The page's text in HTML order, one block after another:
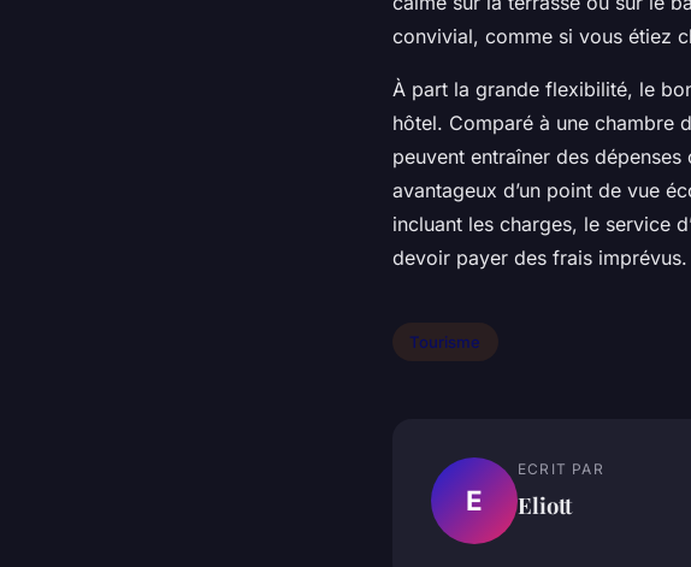
convivial, comme si vous étiez
À part la grande flexibilité, le
hôtel. Comparé à une chambre
peuvent entraîner des
avantageux d’un point de vue
incluant les charges, le service
devoir payer des frais imprévus.
Tourisme
E
ECRIT PAR
Eliott